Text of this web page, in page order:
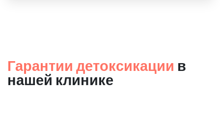
Гарантии детоксикации в
нашей клинике